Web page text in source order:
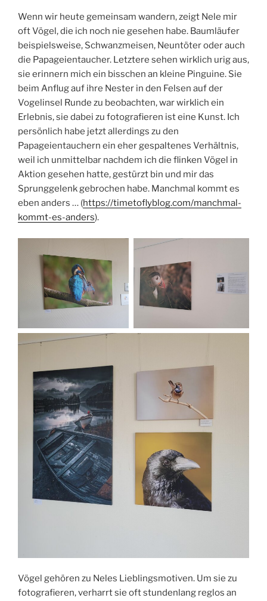
Wenn wir heute gemeinsam wandern, zeigt Nele mir
oft Vögel, die ich noch nie gesehen habe. Baumläufer
beispielsweise, Schwanzmeisen, Neuntöter oder auch
die Papageientaucher. Letztere sehen wirklich urig aus,
sie erinnern mich ein bisschen an kleine Pinguine. Sie
beim Anflug auf ihre Nester in den Felsen auf der
Vogelinsel Runde zu beobachten, war wirklich ein
Erlebnis, sie dabei zu fotografieren ist eine Kunst. Ich
persönlich habe jetzt allerdings zu den
Papageientauchern ein eher gespaltenes Verhältnis,
weil ich unmittelbar nachdem ich die flinken Vögel in
Aktion gesehen hatte, gestürzt bin und mir das
Sprunggelenk gebrochen habe. Manchmal kommt es
eben anders … (https://timetoflyblog.com/manchmal-
kommt-es-anders).
Vögel gehören zu Neles Lieblingsmotiven. Um sie zu
fotografieren, verharrt sie oft stundenlang reglos an